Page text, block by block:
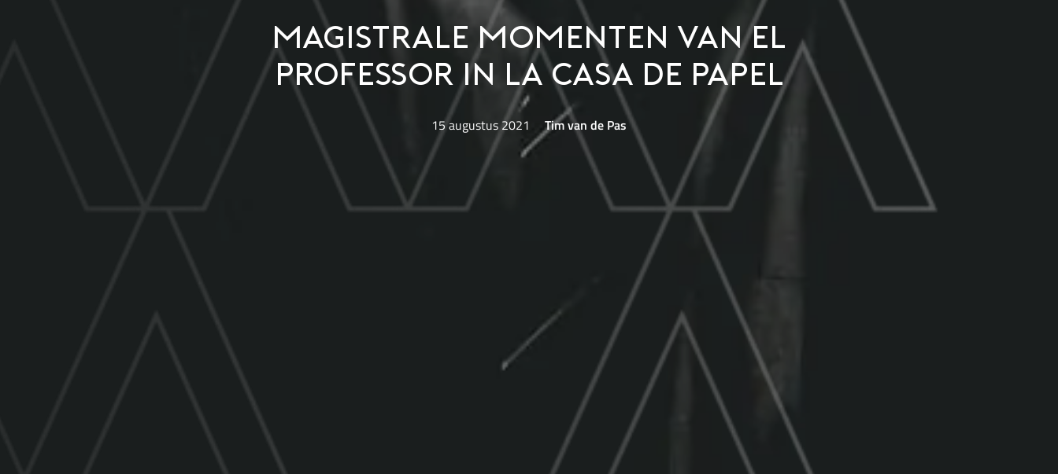
Magistrale momenten van El
Professor in La Casa de Papel
15 augustus 2021 Tim van de Pas